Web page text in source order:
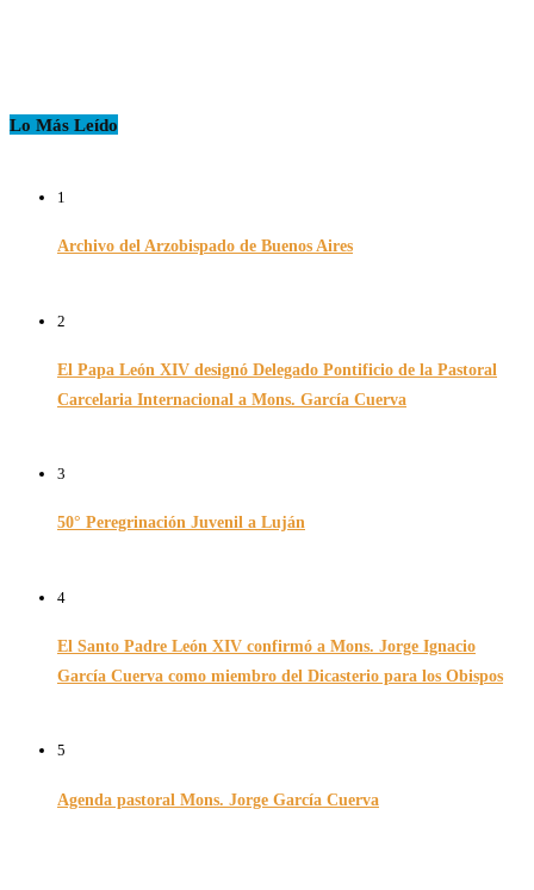
Lo Más Leído
1
Archivo del Arzobispado de Buenos Aires
2
El Papa León XIV designó Delegado Pontificio de la Pastoral
Carcelaria Internacional a Mons. García Cuerva
3
50° Peregrinación Juvenil a Luján
4
El Santo Padre León XIV confirmó a Mons. Jorge Ignacio
García Cuerva como miembro del Dicasterio para los Obispos
5
Agenda pastoral Mons. Jorge García Cuerva